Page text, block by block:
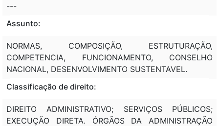
---
Assunto:
NORMAS, COMPOSIÇÃO, ESTRUTURAÇÃO,
COMPETENCIA, FUNCIONAMENTO, CONSELHO
NACIONAL, DESENVOLVIMENTO SUSTENTAVEL.
Classificação de direito:
DIREITO ADMINISTRATIVO; SERVIÇOS PÚBLICOS;
EXECUÇÃO DIRETA. ÓRGÃOS DA ADMINISTRAÇÃO